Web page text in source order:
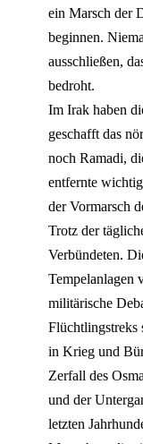
ein Marsch der
beginnen.
ausschließen,
bedroht.
Im Irak haben
geschafft das
noch Ramadi,
entfernte
der Vormarsch
Trotz der
Verbündeten.
Tempelanlagen
militärische
Flüchtlingstreks
in Krieg und
Zerfall des
und der
letzten